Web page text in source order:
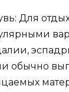
Для
обычно